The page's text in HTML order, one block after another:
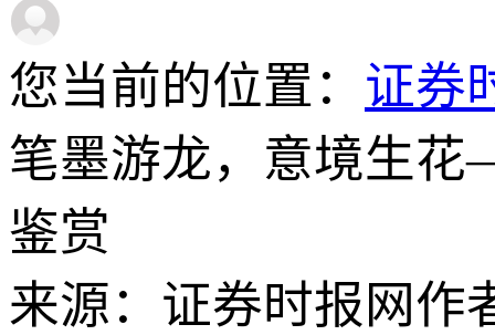
您当前的位置： 证券
笔墨游龙，意境生
鉴赏
来源：证券时报网作